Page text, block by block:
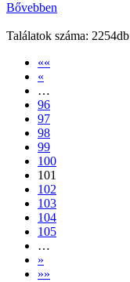
Bővebben
Találatok száma: 2254db
««
«
…
96
97
98
99
100
101
102
103
104
105
…
»
»»